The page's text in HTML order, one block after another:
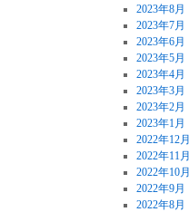
2023年8月
2023年7月
2023年6月
2023年5月
2023年4月
2023年3月
2023年2月
2023年1月
2022年12月
2022年11月
2022年10月
2022年9月
2022年8月